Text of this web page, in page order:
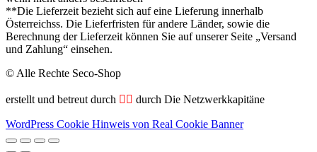
**Die Lieferzeit bezieht sich auf eine Lieferung innerhalb
Österreichss. Die Lieferfristen für andere Länder, sowie die
Berechnung der Lieferzeit können Sie auf unserer Seite „Versand
und Zahlung“ einsehen.
© Alle Rechte Seco-Shop
erstellt und betreut durch 🏴‍☠️ durch Die Netzwerkkapitäne
WordPress Cookie Hinweis von Real Cookie Banner